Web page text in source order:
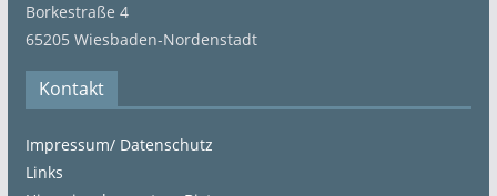
Borkestraße 4
65205 Wiesbaden-Nordenstadt
Kontakt
Impressum/ Datenschutz
Links